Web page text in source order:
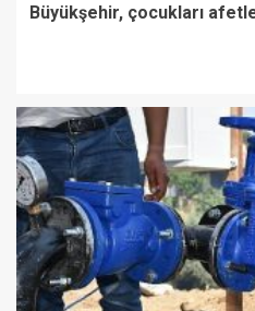
Büyükşehir, çocukları